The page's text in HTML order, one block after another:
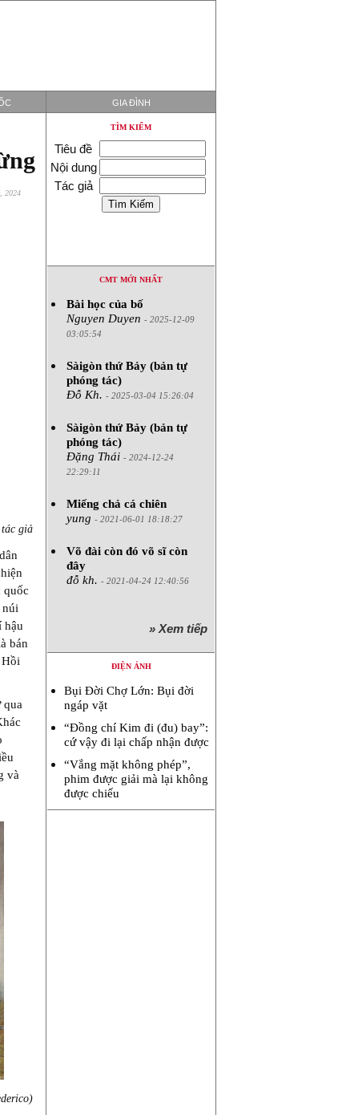
GIA ĐÌNH
2024
giả
quốc
núi
hậu
bán
Hồi
qua
và
TÌM KIẾM
Tiêu đề
Nội dung
Tác giả
CMT MỚI NHẤT
Bài học của bố
Nguyen Duyen - 2025-12-09
03:05:54
Sàigòn thứ Bảy (bản tự
phóng tác)
Đỗ Kh. - 2025-03-04 15:26:04
Sàigòn thứ Bảy (bản tự
phóng tác)
Đặng Thái - 2024-12-24
22:29:11
Miếng chả cá chiên
yung - 2021-06-01 18:18:27
Võ đài còn đó võ sĩ còn
đây
đỗ kh. - 2021-04-24 12:40:56
» Xem tiếp
ĐIỆN ẢNH
Bụi Đời Chợ Lớn: Bụi đời
ngáp vặt
“Đồng chí Kim đi (đu) bay”:
cứ vậy đi lại chấp nhận được
“Vắng mặt không phép”,
phim được giải mà lại không
được chiếu